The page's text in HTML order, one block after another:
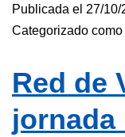
Publicada el 27/10/
Categorizado como
Red de
jornada